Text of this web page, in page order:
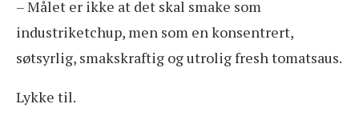
– Målet er ikke at det skal smake som
industriketchup, men som en konsentrert,
søtsyrlig, smakskraftig og utrolig fresh tomatsaus.
Lykke til.